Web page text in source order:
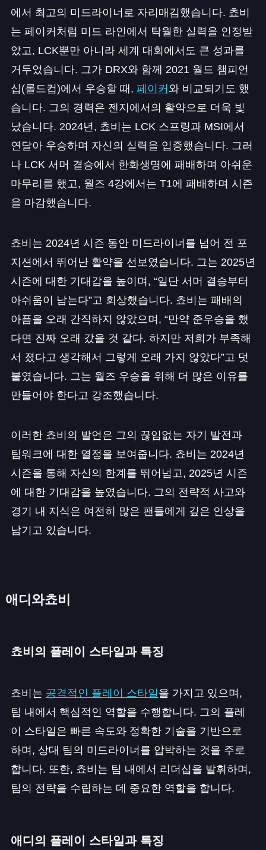
에서 최고의 미드라이너로 자리매김했습니다. 쵸비
는 페이커처럼 미드 라인에서 탁월한 실력을 인정받
았고, LCK뿐만 아니라 세계 대회에서도 큰 성과를
거두었습니다. 그가 DRX와 함께 2021 월드 챔피언
십(롤드컵)에서 우승할 때, 페이커 와 비교되기도 했
습니다. 그의 경력은 젠지에서의 활약으로 더욱 빛
났습니다. 2024년, 쵸비는 LCK 스프링과 MSI에서
연달아 우승하며 자신의 실력을 입증했습니다. 그러
나 LCK 서머 결승에서 한화생명에 패배하며 아쉬운
마무리를 했고, 월즈 4강에서는 T1에 패배하며 시즌
을 마감했습니다.
쵸비는 2024년 시즌 동안 미드라이너를 넘어 전 포
지션에서 뛰어난 활약을 선보였습니다. 그는 2025년
시즌에 대한 기대감을 높이며, “일단 서머 결승부터
아쉬움이 남는다”고 회상했습니다. 쵸비는 패배의
아픔을 오래 간직하지 않았으며, “만약 준우승을 했
다면 진짜 오래 갔을 것 같다. 하지만 저희가 부족해
서 졌다고 생각해서 그렇게 오래 가지 않았다”고 덧
붙였습니다. 그는 월즈 우승을 위해 더 많은 이유를
만들어야 한다고 강조했습니다.
이러한 쵸비의 발언은 그의 끊임없는 자기 발전과
팀워크에 대한 열정을 보여줍니다. 쵸비는 2024년
시즌을 통해 자신의 한계를 뛰어넘고, 2025년 시즌
에 대한 기대감을 높였습니다. 그의 전략적 사고와
경기 내 지식은 여전히 많은 팬들에게 깊은 인상을
남기고 있습니다.
애디와쵸비
쵸비의 플레이 스타일과 특징
쵸비는 공격적인 플레이 스타일 을 가지고 있으며,
팀 내에서 핵심적인 역할을 수행합니다. 그의 플레
이 스타일은 빠른 속도와 정확한 기술을 기반으로
하며, 상대 팀의 미드라이너를 압박하는 것을 주로
합니다. 또한, 쵸비는 팀 내에서 리더십을 발휘하며,
팀의 전략을 수립하는 데 중요한 역할을 합니다.
애디의 플레이 스타일과 특징